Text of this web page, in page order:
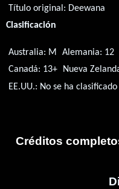
Título original: Deewana
Clasificación
Australia: M Alemania: 12
Canadá: 13+
Nueva
EE.UU.: No se ha clasificado
Créditos